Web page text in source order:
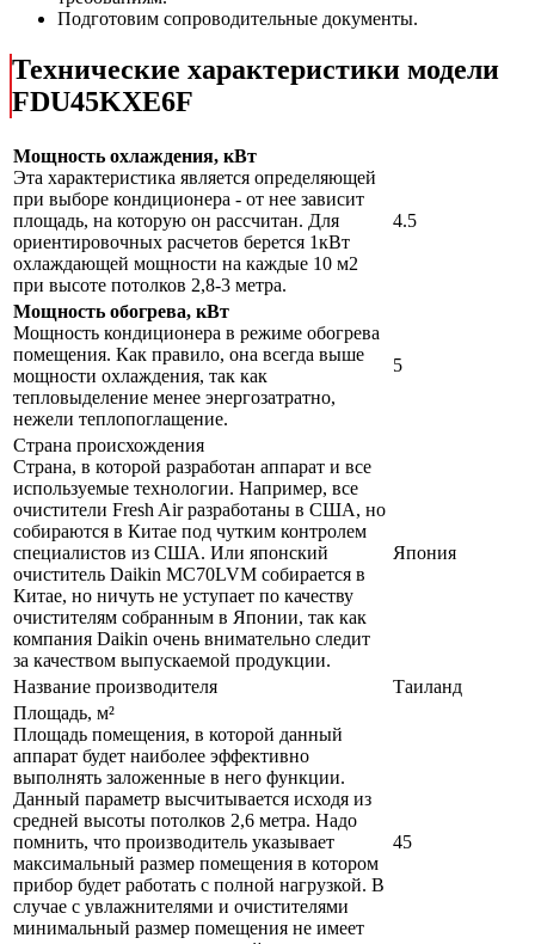
Подготовим сопроводительные документы.
Технические характеристики модели
FDU45KXE6F
Мощность охлаждения, кВт
Эта характеристика является определяющей
при выборе кондиционера - от нее зависит
площадь, на которую он рассчитан. Для
ориентировочных расчетов берется 1кВт
охлаждающей мощности на каждые 10 м2
при высоте потолков 2,8-3 метра.
4.5
Мощность обогрева, кВт
Мощность кондиционера в режиме обогрева
помещения. Как правило, она всегда выше
мощности охлаждения, так как
тепловыделение менее энергозатратно,
нежели теплопоглащение.
5
Страна происхождения
Страна, в которой разработан аппарат и все
используемые технологии. Например, все
очистители Fresh Air разработаны в США, но
собираются в Китае под чутким контролем
специалистов из США. Или японский
очиститель Daikin MC70LVM собирается в
Китае, но ничуть не уступает по качеству
очистителям собранным в Японии, так как
компания Daikin очень внимательно следит
за качеством выпускаемой продукции.
Япония
Название производителя
Таиланд
Площадь, м²
Площадь помещения, в которой данный
аппарат будет наиболее эффективно
выполнять заложенные в него функции.
Данный параметр высчитывается исходя из
средней высоты потолков 2,6 метра. Надо
помнить, что производитель указывает
максимальный размер помещения в котором
прибор будет работать с полной нагрузкой. В
случае с увлажнителями и очистителями
минимальный размер помещения не имеет
45